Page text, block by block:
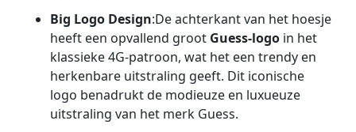
Big Logo Design:De achterkant van het hoesje
heeft een opvallend groot Guess-logoin het
klassieke 4G-patroon, wat het een trendy en
herkenbare uitstraling geeft. Dit iconische
logo benadrukt de modieuze en luxueuze
uitstraling van het merk Guess.